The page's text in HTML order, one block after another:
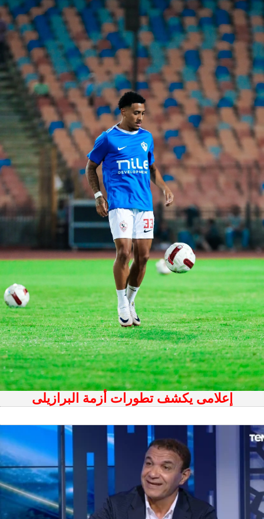
إعلامى يكشف تطورات أزمة البرازيلى